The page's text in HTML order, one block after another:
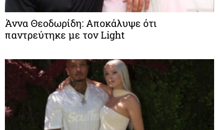
Άννα Θεοδωρίδη: Αποκάλυψε ότι
παντρεύτηκε με τον Light